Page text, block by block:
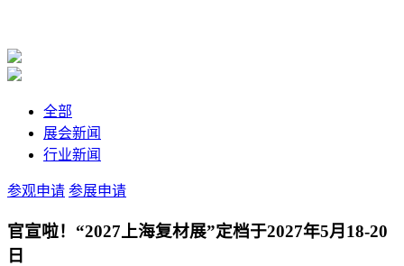
全部
展会新闻
行业新闻
参观申请 参展申请
官宣啦！“2027上海复材展”定档于2027年5月18-20
日